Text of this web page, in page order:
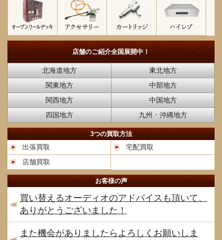
店舗のご紹介全国展開中！
北海道地方
東北地方
関東地方
中部地方
関西地方
中国地方
四国地方
九州・沖縄地方
3つの買取方法
出張買取
宅配買取
店舗買取
お客様の声
買い替えるオーディオのアドバイスも頂いて、
ありがとうございました！
また機会がありましたらよろしくお願いしま